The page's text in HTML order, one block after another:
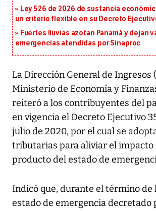
Ley 526 de 2026 de sustancia
un criterio flexible en su Decreto
Fuertes lluvias azotan Panamá y dejan
emergencias atendidas por Sinaproc
La Dirección General de Ingresos
Ministerio de Economía y
reiteró a los contribuyentes del
en vigencia el Decreto Ejecutivo
julio de 2020, por el cual se
tributarias para aliviar el impacto
producto del estado de
Indicó que, durante el término de
estado de emergencia decretado